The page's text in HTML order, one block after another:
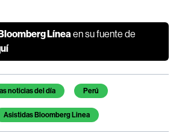
Bloomberg Líneaen su fuente de
artículo
noticias del día Perú
Asistidas Bloomberg Linea